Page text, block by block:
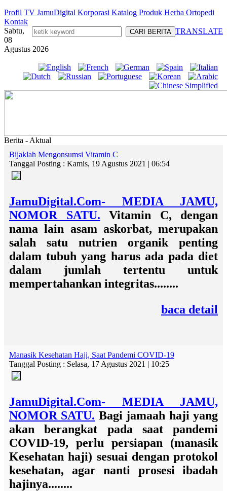
Profil TV JamuDigital Korporasi Katalog Produk Herba Ortopedi
Kontak
TRANSLATE
Sabtu,
08
Agustus 2026
Berita - Aktual
Bijaklah Mengonsumsi Vitamin C
Tanggal Posting : Kamis, 19 Agustus 2021 | 06:54
JamuDigital.Com- MEDIA JAMU,
NOMOR SATU. Vitamin C, dengan
nama lain asam askorbat, merupakan
salah satu nutrien organik penting
dalam tubuh yang harus ada pada diet
dalam jumlah tertentu untuk
mempertahankan integritas........
baca detail
Manasik Kesehatan Haji, Saat Pandemi COVID-19
Tanggal Posting : Selasa, 17 Agustus 2021 | 10:25
JamuDigital.Com- MEDIA JAMU,
NOMOR SATU. Bagi jamaah haji yang
akan berangkat pada saat pandemi
COVID-19, perlu persiapan (manasik
Kesehatan haji) sesuai dengan protokol
kesehatan, agar nanti prosesi ibadah
hajinya........